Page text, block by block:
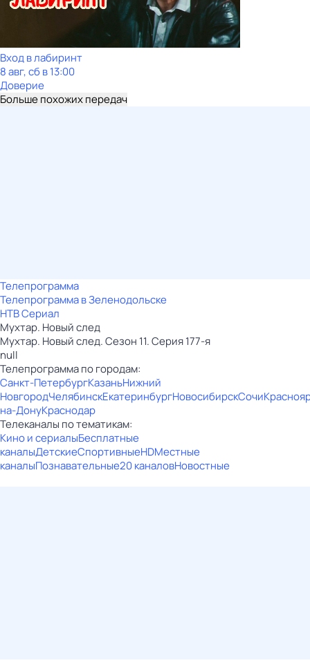
Вход в лабиринт
8 авг, сб в 13:00
Доверие
Больше похожих передач
Телепрограмма
Телепрограмма в Зеленодольске
НТВ Сериал
Мухтар. Новый след
Мухтар. Новый след. Сезон 11. Серия 177-я
null
Телепрограмма по городам:
Санкт-ПетербургКазаньНижний
НовгородЧелябинскЕкатеринбургНовосибирскСочи
на-ДонуКраснодар
Телеканалы по тематикам:
Кино и сериалыБесплатные
каналыДетскиеСпортивныеHDМестные
каналыПознавательные20 каналовНовостные